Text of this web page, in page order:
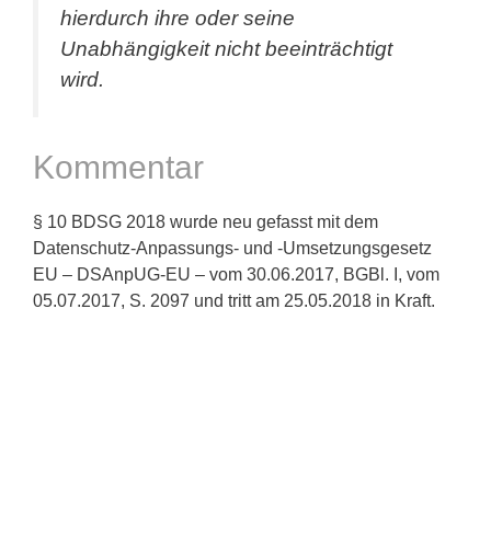
hierdurch ihre oder seine
Unabhängigkeit nicht beeinträchtigt
wird.
Kommentar
§ 10 BDSG 2018 wurde neu gefasst mit dem
Datenschutz-Anpassungs- und -Umsetzungsgesetz
EU – DSAnpUG-EU – vom 30.06.2017, BGBl. I, vom
05.07.2017, S. 2097 und tritt am 25.05.2018 in Kraft.